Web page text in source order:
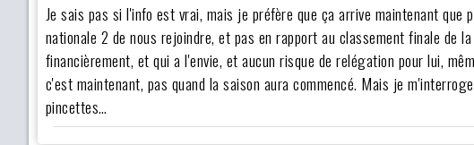
Je sais pas si l'info est vrai, mais je préfère que ça arrive maintenant
nationale 2 de nous rejoindre, et pas en rapport au classement finale de
financièrement, et qui a l'envie, et aucun risque de relégation pour lui,
c'est maintenant, pas quand la saison aura commencé. Mais je
pincettes…